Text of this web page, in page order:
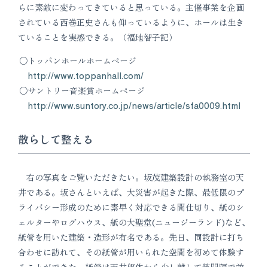
らに素敵に変わってきていると思っている。主催事業を企画
されている西巻正史さんも仰っているように、ホールは生き
ていることを実感できる。（福地智子記）
トッパンホールホームページ
http://www.toppanhall.com/
サントリー音楽賞ホームページ
http://www.suntory.co.jp/news/article/sfa0009.html
散らして整える
右の写真をご覧いただきたい。坂茂建築設計の執務室の天
井である。坂さんといえば、大災害が起きた際、最低限のプ
ライバシー形成のために素早く対応できる間仕切り、紙のシ
ェルターやログハウス、紙の大聖堂(ニュージーランド)など、
紙管を用いた建築・造形が有名である。先日、同設計に打ち
合わせに訪れて、その紙管が用いられた空間を初めて体験す